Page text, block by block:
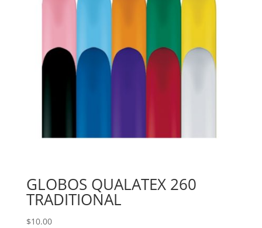
GLOBOS QUALATEX 260
TRADITIONAL
$10.00